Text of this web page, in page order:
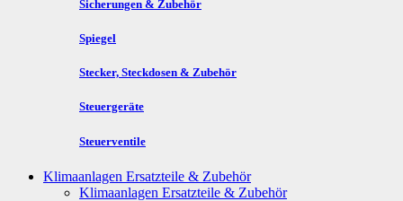
Sicherungen & Zubehör
Spiegel
Stecker, Steckdosen & Zubehör
Steuergeräte
Steuerventile
Klimaanlagen Ersatzteile & Zubehör
Klimaanlagen Ersatzteile & Zubehör